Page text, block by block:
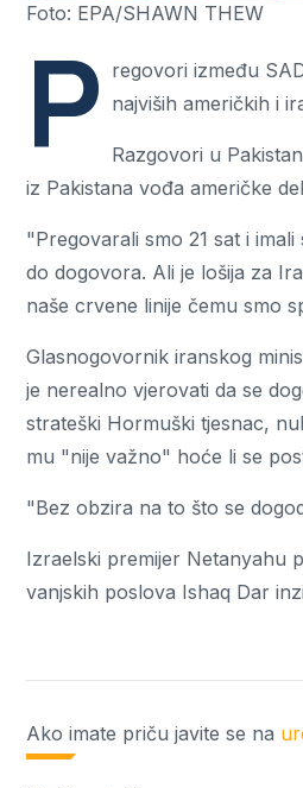
Foto: EPA/SHAWN THEW
P regovori između
najviših američkih i
Razgovori u
iz Pakistana vođa američke
"Pregovarali smo 21 sat i
do dogovora. Ali je lošija za
naše crvene linije čemu smo
Glasnogovornik iranskog
je nerealno vjerovati da se
strateški Hormuški tjesnac,
mu "nije važno" hoće li se
"Bez obzira na to što se
Izraelski premijer Netanyahu
vanjskih poslova Ishaq Dar
Ako imate priču javite se na